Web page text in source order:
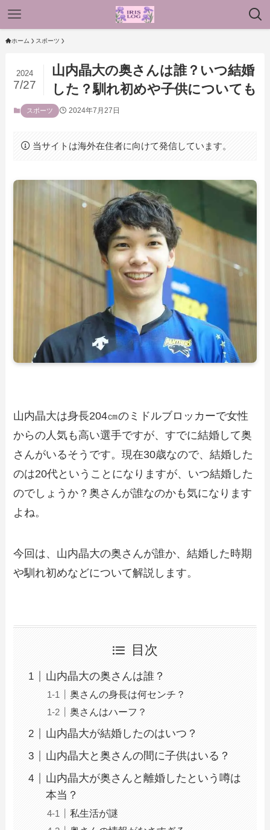
ホーム スポーツ
山内晶大の奥さんは誰？いつ結婚
した？馴れ初めや子供についても
2024
7/27
スポーツ 2024年7月27日
当サイトは海外在住者に向けて発信しています。
山内晶大は身長204㎝のミドルブロッカーで女性
からの人気も高い選手ですが、すでに結婚して奥
さんがいるそうです。現在30歳なので、結婚した
のは20代ということになりますが、いつ結婚した
のでしょうか？奥さんが誰なのかも気になります
よね。
今回は、山内晶大の奥さんが誰か、結婚した時期
や馴れ初めなどについて解説します。
目次
山内晶大の奥さんは誰？
奥さんの身長は何センチ？
奥さんはハーフ？
山内晶大が結婚したのはいつ？
山内晶大と奥さんの間に子供はいる？
山内晶大が奥さんと離婚したという噂は
本当？
私生活が謎